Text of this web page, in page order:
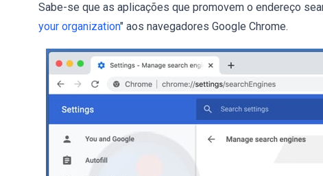
Sabe-se que as aplicações que promovem o endereço
your organization" aos navegadores Google Chrome.